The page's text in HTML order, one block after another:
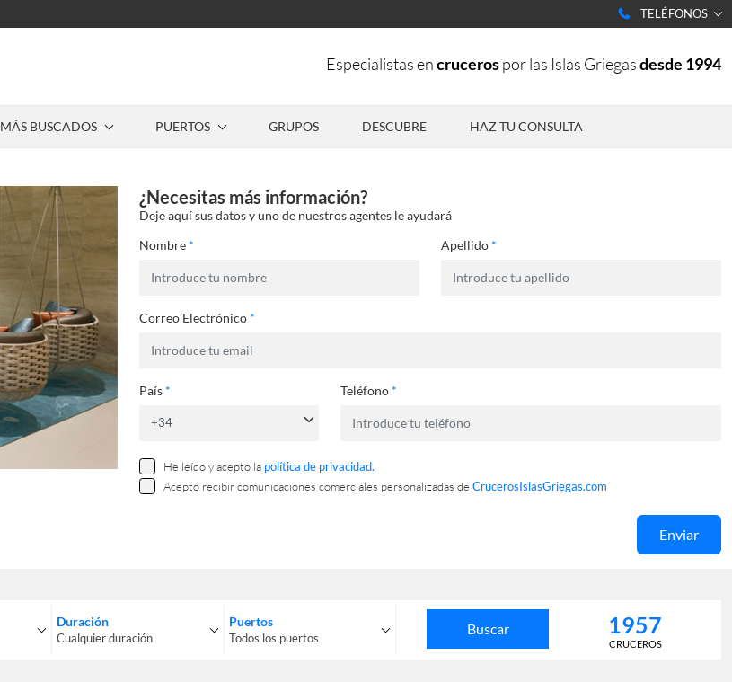
TELÉFONOS
Especialistas encrucerospor las Islas Griegasdesde 1994
MÁS BUSCADOS PUERTOS GRUPOS DESCUBRE HAZ TU CONSULTA
¿Necesitas más información?
Deje aquí sus datos y uno de nuestros agentes le ayudará
Nombre * Apellido *
Correo Electrónico *
País * Teléfono *
He leído y acepto la política de privacidad.
Acepto recibir comunicaciones comerciales personalizadas de CrucerosIslasGriegas.com
Enviar
Duración
Cualquier duración
Puertos
Todos los puertos
Buscar 1957
CRUCEROS